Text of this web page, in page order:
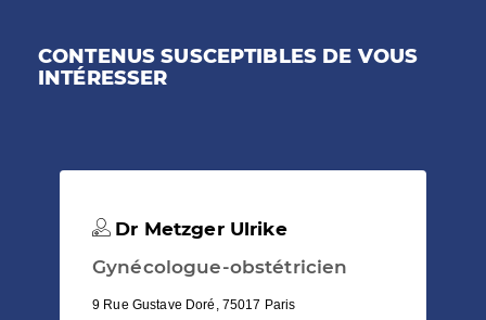
CONTENUS SUSCEPTIBLES DE VOUS
INTÉRESSER
Dr Metzger Ulrike
Gynécologue-obstétricien
9 Rue Gustave Doré, 75017 Paris